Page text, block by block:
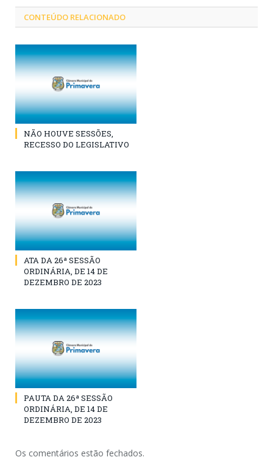
CONTEÚDO RELACIONADO
NÃO HOUVE SESSÕES,
RECESSO DO LEGISLATIVO
ATA DA 26ª SESSÃO
ORDINÁRIA, DE 14 DE
DEZEMBRO DE 2023
PAUTA DA 26ª SESSÃO
ORDINÁRIA, DE 14 DE
DEZEMBRO DE 2023
Os comentários estão fechados.